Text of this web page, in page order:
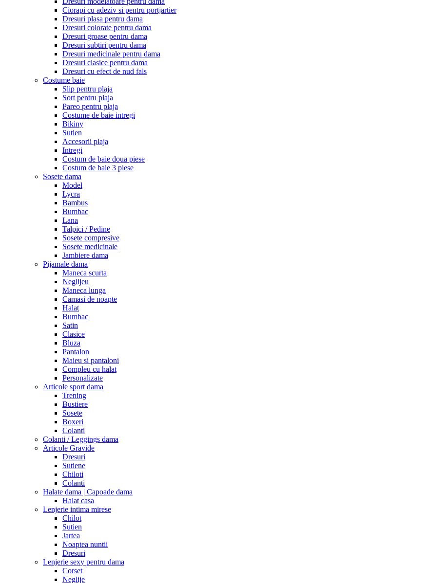
Ciorapi cu adeziv si pentru portjartier
Dresuri plasa pentru dama
Dresuri colorate pentru dama
Dresuri groase pentru dama
Dresuri subtiri pentru dama
Dresuri medicinale pentru dama
Dresuri clasice pentru dama
Dresuri cu efect de nud fals
Costume baie
Slip pentru plaja
Sort pentru plaja
Pareo pentru plaja
Costume de baie intregi
Bikiny
Sutien
Accesorii plaja
Intregi
Costum de baie doua piese
Costum de baie 3 piese
Sosete dama
Model
Lycra
Bambus
Bumbac
Lana
Talpici / Pedine
Sosete compresive
Sosete medicinale
Jambiere dama
Pijamale dama
Maneca scurta
Neglijeu
Maneca lunga
Camasi de noapte
Halat
Bumbac
Satin
Clasice
Bluza
Pantalon
Maieu si pantaloni
Compleu cu halat
Personalizate
Articole sport dama
Trening
Bustiere
Sosete
Boxeri
Colanti
Colanti / Leggings dama
Articole Gravide
Dresuri
Sutiene
Chiloti
Colanti
Halate dama | Capoade dama
Halat casa
Lenjerie intima mirese
Chilot
Sutien
Jartea
Noaptea nuntii
Dresuri
Lenjerie sexy pentru dama
Corset
Neglije